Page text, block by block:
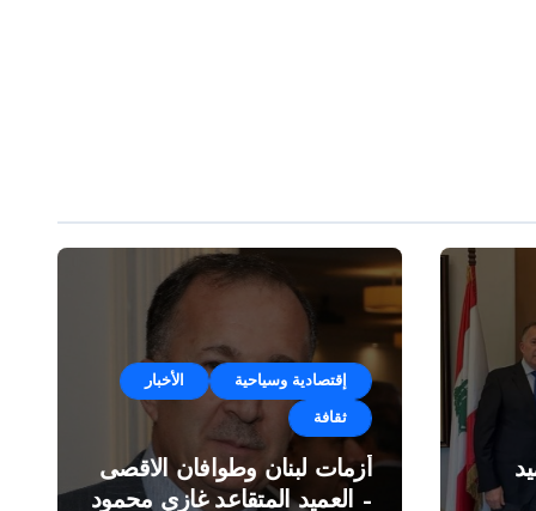
إقتصادية وسياحية الأخبار
ثقافة
أزمات لبنان وطوافان الاقصى
– العميد المتقاعد غازي محمود